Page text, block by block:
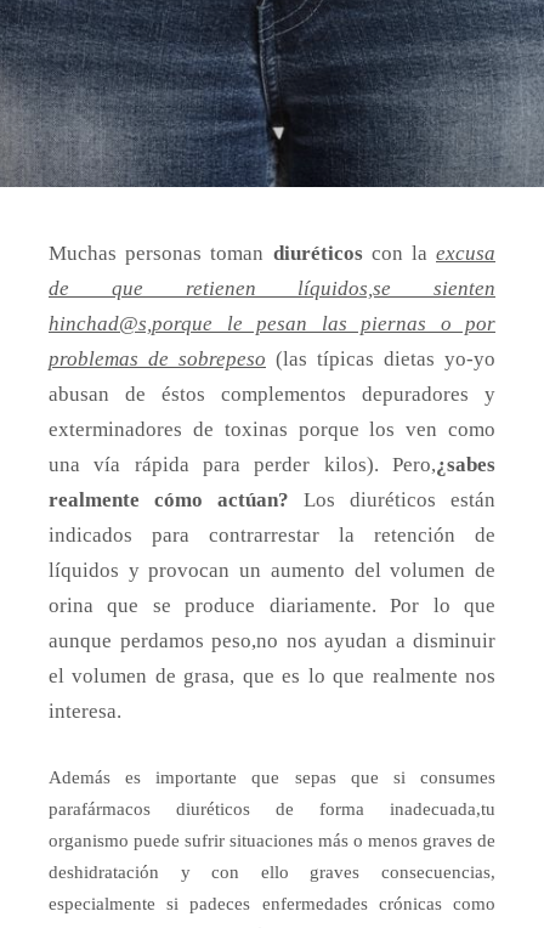
Muchas personas toman diuréticoscon la excusa
de que retienen líquidos,se sienten
hinchad@s,porque le pesan las piernas o por
problemas de sobrepeso (las típicas dietas yo-yo
abusan de éstos complementos depuradores y
exterminadores de toxinas porque los ven como
una vía rápida para perder kilos). Pero,¿sabes
realmente cómo actúan? Los diuréticos están
indicados para contrarrestar la retención de
líquidos y provocan un aumento del volumen de
orina que se produce diariamente. Por lo que
aunque perdamos peso,no nos ayudan a disminuir
el volumen de grasa, que es lo que realmente nos
interesa.
Además es importante que sepas que si consumes
parafármacos diuréticos de forma inadecuada,tu
organismo puede sufrir situaciones más o menos graves de
deshidratación y con ello graves consecuencias,
especialmente si padeces enfermedades crónicas como